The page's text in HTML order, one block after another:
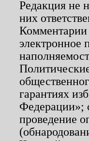
Редакция не
них
электронное
гарантиях
Федерации»;
проведение